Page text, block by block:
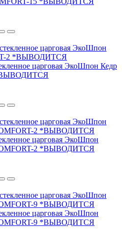
царговая ЭкоШпон Кедр
*ВЫВОДИТСЯ
царговая ЭкоШпон
2 *ВЫВОДИТСЯ
царговая ЭкоШпон
9 *ВЫВОДИТСЯ